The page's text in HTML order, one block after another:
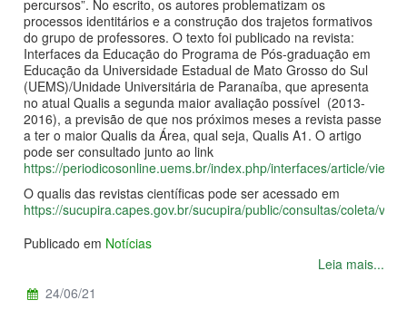
percursos”. No escrito, os autores problematizam os
processos identitários e a construção dos trajetos formativos
do grupo de professores. O texto foi publicado na revista:
Interfaces da Educação do Programa de Pós-graduação em
Educação da Universidade Estadual de Mato Grosso do Sul
(UEMS)/Unidade Universitária de Paranaíba, que apresenta
no atual Qualis a segunda maior avaliação possível (2013-
2016), a previsão de que nos próximos meses a revista passe
a ter o maior Qualis da Área, qual seja, Qualis A1. O artigo
pode ser consultado junto ao link
https://periodicosonline.uems.br/index.php/interfaces/article/view/
O qualis das revistas científicas pode ser acessado em
https://sucupira.capes.gov.br/sucupira/public/consultas/coleta/
Publicado em Notícias
Leia mais...
24/06/21